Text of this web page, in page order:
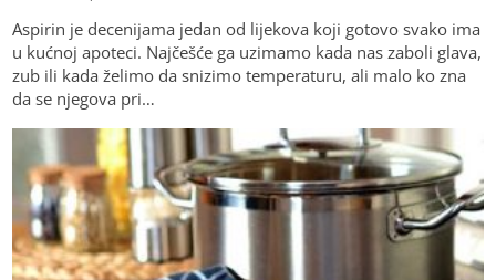
Aspirin je decenijama jedan od lijekova koji gotovo svako ima
u kućnoj apoteci. Najčešće ga uzimamo kada nas zaboli glava,
zub ili kada želimo da snizimo temperaturu, ali malo ko zna
da se njegova pri…